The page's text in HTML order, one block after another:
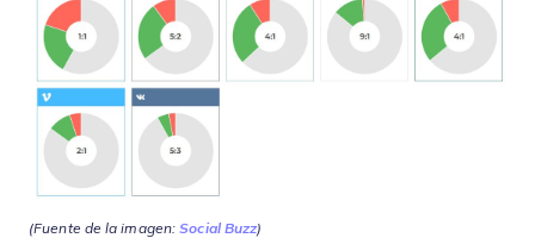
(Fuente de la imagen: Social Buzz)